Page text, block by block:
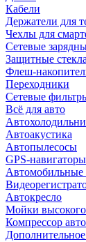
Кабели
Держатели для
Чехлы для
Сетевые
Защитные стекла
Флеш-
Переходники
Сетевые
Всё для авто
Автоакустика
Автопылесосы
GPS-навигаторы
Автомобильные
Автокресло
Мойки
Компрессор